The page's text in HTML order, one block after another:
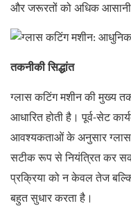
और जरूरतों को अधिक
तकनीकी सिद्धांत
ग्लास कटिंग मशीन की मुख्य
आधारित होती है। पूर्व-सेट
आवश्यकताओं के अनुसार
सटीक रूप से नियंत्रित कर
प्रक्रिया को न केवल तेज बल्कि
बहुत सुधार करता है।